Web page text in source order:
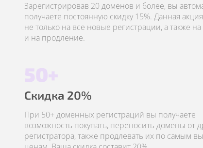
Зарегистрировав 20 доменов и более, вы
получаете постоянную скидку 15%. Данная
не только на все новые регистрации, а также
и на продление.
50+
Скидка 20%
При 50+ доменных регистраций вы получаете
возможность покупать, переносить домены от
регистратора, также продлевать их по самым